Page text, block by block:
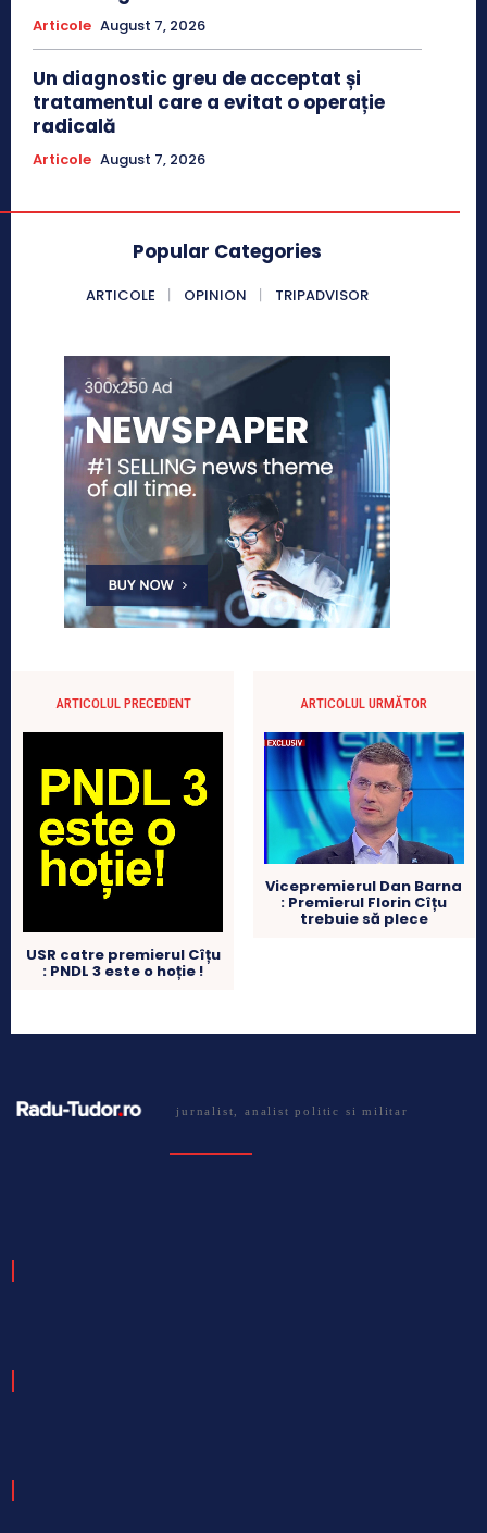
Articole August 7, 2026
Un diagnostic greu de acceptat și
tratamentul care a evitat o operație
radicală
Articole August 7, 2026
Popular Categories
ARTICOLE OPINION TRIPADVISOR
ARTICOLUL PRECEDENT
USR catre premierul Cîțu
: PNDL 3 este o hoție !
ARTICOLUL URMĂTOR
Vicepremierul Dan Barna
: Premierul Florin Cîțu
trebuie să plece
jurnalist, analist politic si militar